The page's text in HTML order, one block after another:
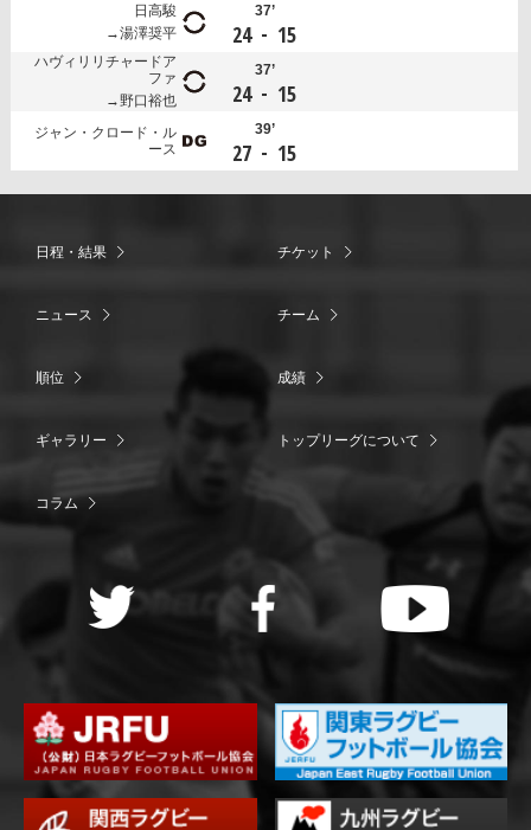
日高駿
湯澤奨平
37’
24 - 15
ハヴィリリチャードア
ファ
野口裕也
37’
24 - 15
ジャン・クロード・ル
ース
39’
27 - 15
日程・結果 チケット
ニュース チーム
順位 成績
ギャラリー トップリーグについて
コラム